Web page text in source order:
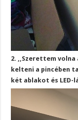
2. ,,Szerettem
kelteni a pincében
két ablakot és